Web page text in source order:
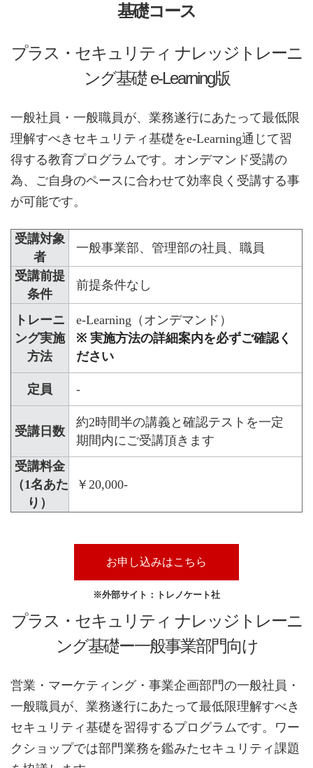
基礎コース
プラス・セキュリティ ナレッジトレーニ
ング基礎 e-Learning版
一般社員・一般職員が、業務遂行にあたって最低限
理解すべきセキュリティ基礎をe-Learning通じて習
得する教育プログラムです。オンデマンド受講の
為、ご自身のペースに合わせて効率良く受講する事
が可能です。
受講対象
者
一般事業部、管理部の社員、職員
受講前提
条件
前提条件なし
トレーニ
ング実施
方法
e-Learning（オンデマンド）
※ 実施方法の詳細案内を必ずご確認く
ださい
定員 -
受講日数
約2時間半の講義と確認テストを一定
期間内にご受講頂きます
受講料金
（1名あた
り）
￥20,000-
お申し込みはこちら
※外部サイト：トレノケート社
プラス・セキュリティ ナレッジトレーニ
ング基礎ー一般事業部門向け
営業・マーケティング・事業企画部門の一般社員・
一般職員が、業務遂行にあたって最低限理解すべき
セキュリティ基礎を習得するプログラムです。ワー
クショップでは部門業務を鑑みたセキュリティ課題